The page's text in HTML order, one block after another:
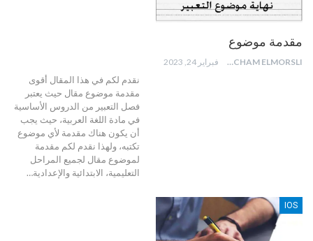
مقدمة موضوع
HICHAM ELMORSLI فبراير 24, 2023
نقدم لكم في هذا المقال أقوى
مقدمة موضوع مقال حيث يعتبر
فصل التعبير من الدروس الأساسية
في مادة اللغة العربية، حيث يجب
أن يكون هناك مقدمة لأي موضوع
تكتبه، ولهذا نقدم لكم مقدمة
لموضوع مقال لجميع المراحل
التعليمية، الابتدائية والإعدادية…
IOS